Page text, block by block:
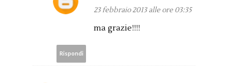
23 febbraio 2013 alle ore 03:35
ma grazie!!!!
Rispondi